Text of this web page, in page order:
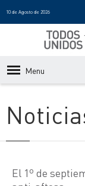
10 de Agosto de 2026
Menu
El 1º de